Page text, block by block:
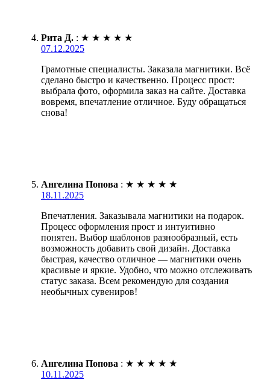
Рита Д. : ★ ★ ★ ★ ★
07.12.2025
Грамотные специалисты. Заказала магнитики. Всё
сделано быстро и качественно. Процесс прост:
выбрала фото, оформила заказ на сайте. Доставка
вовремя, впечатление отличное. Буду обращаться
снова!
Ангелина Попова : ★ ★ ★ ★ ★
18.11.2025
Впечатления. Заказывала магнитики на подарок.
Процесс оформления прост и интуитивно
понятен. Выбор шаблонов разнообразный, есть
возможность добавить свой дизайн. Доставка
быстрая, качество отличное — магнитики очень
красивые и яркие. Удобно, что можно отслеживать
статус заказа. Всем рекомендую для создания
необычных сувениров!
Ангелина Попова : ★ ★ ★ ★ ★
10.11.2025